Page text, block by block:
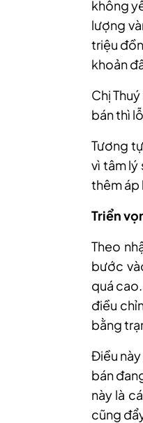
không
lượng
triệu
khoản
Chị
bán thì
Tương
vì tâm lý
thêm áp
Triển
Theo
bước
quá
điều
bằng
Điều
bán
này là
cũng